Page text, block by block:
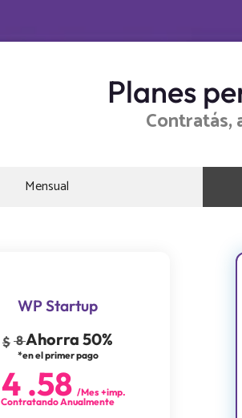
Planes
Contratás,
Mensual
WP Startup
$ 8Ahorra 50%
*en el primer pago
4 .58 /Mes +imp.
Contratando Anualmente